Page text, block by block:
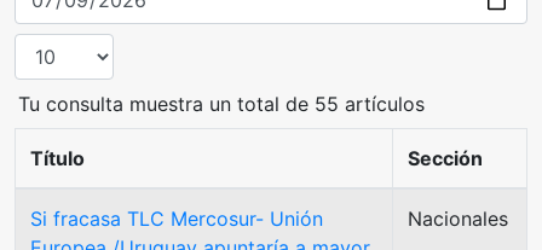
Tu consulta muestra un total de 55 artículos
Título Sección
Si fracasa TLC Mercosur- Unión
Nacionales